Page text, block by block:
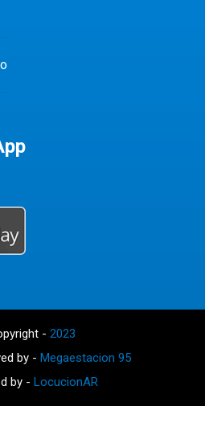
- 2023
by - Megaestacion 95
by - LocucionAR